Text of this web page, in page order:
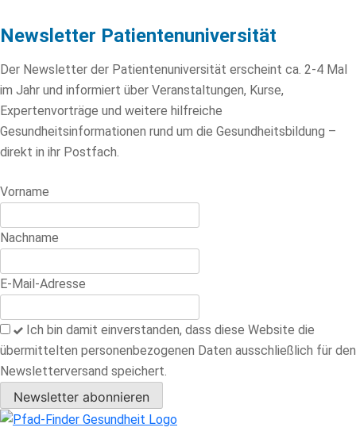
Newsletter Patientenuniversität
Der Newsletter der Patientenuniversität erscheint ca. 2-4 Mal
im Jahr und informiert über Veranstaltungen, Kurse,
Expertenvorträge und weitere hilfreiche
Gesundheitsinformationen rund um die Gesundheitsbildung –
direkt in ihr Postfach.
Lass
Feld
leer
Vorname
Nachname
E-Mail-Adresse
Ich bin damit einverstanden, dass diese Website die
übermittelten personenbezogenen Daten ausschließlich für den
Newsletterversand speichert.
Newsletter abonnieren